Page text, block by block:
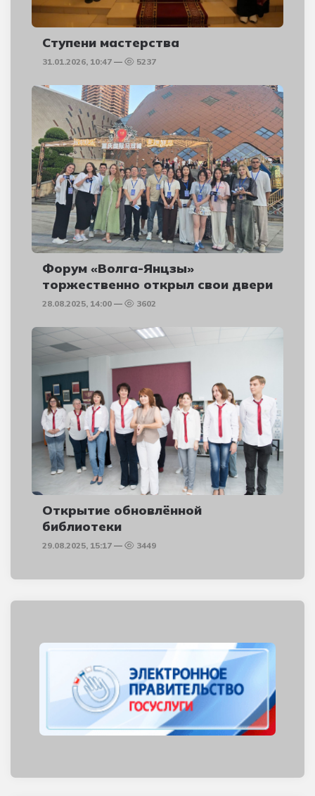
Ступени мастерства
31.01.2026, 10:47 5237
Форум «Волга-Янцзы»
торжественно открыл свои двери
28.08.2025, 14:00 3602
Открытие обновлённой
библиотеки
29.08.2025, 15:17 3449